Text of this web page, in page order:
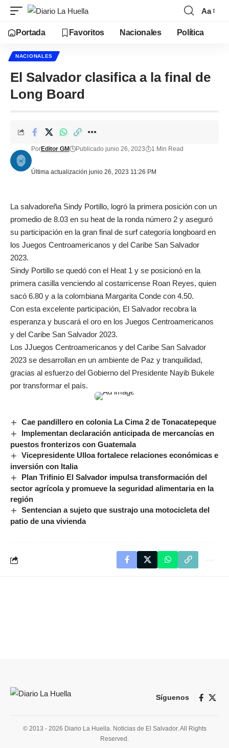
Aa
Portada Favoritos Nacionales Política
NACIONALES
El Salvador clasifica a la final de
Long Board
Última actualización junio 26, 2023 11:26 PM
PorEditor GM Publicado junio 26, 2023 1 Min Read
La salvadoreña Sindy Portillo, logró la primera posición con un
promedio de 8.03 en su heat de la ronda número 2 y aseguró
su participación en la gran final de surf categoría longboard en
los Juegos Centroamericanos y del Caribe San Salvador
2023.
Sindy Portillo se quedó con el Heat 1 y se posicionó en la
primera casilla venciendo al costarricense Roan Reyes, quien
sacó 6.80 y a la colombiana Margarita Conde con 4.50.
Con esta excelente participación, El Salvador recobra la
esperanza y buscará el oro en los Juegos Centroamericanos
y del Caribe San Salvador 2023.
Los JJuegos Centroamericanos y del Caribe San Salvador
2023 se desarrollan en un ambiente de Paz y tranquilidad,
gracias al esfuerzo del Gobierno del Presidente Nayib Bukele
por transformar el país.
Cae pandillero en colonia La Cima 2 de Tonacatepeque
Implementan declaración anticipada de mercancías en
puestos fronterizos con Guatemala
Vicepresidente Ulloa fortalece relaciones económicas e
inversión con Italia
Plan Trifinio El Salvador impulsa transformación del
sector agrícola y promueve la seguridad alimentaria en la
región
Sentencian a sujeto que sustrajo una motocicleta del
patio de una vivienda
Síguenos
© 2013 - 2026 Diario La Huella. Noticias de El Salvador. All Rights
Reserved.